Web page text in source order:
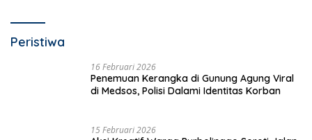
Peristiwa
16 Februari 2026
Penemuan Kerangka di Gunung Agung Viral
di Medsos, Polisi Dalami Identitas Korban
15 Februari 2026